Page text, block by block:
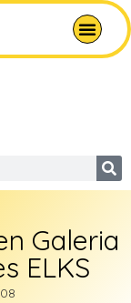
Galeria
ELKS